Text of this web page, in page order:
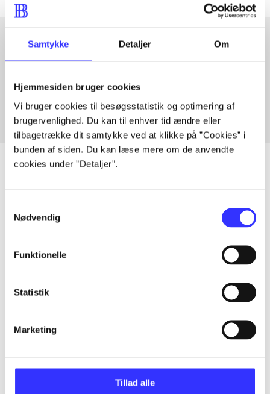
Samtykke Detaljer Om
Hjemmesiden bruger cookies
Vi bruger cookies til besøgsstatistik og optimering af
brugervenlighed. Du kan til enhver tid ændre eller
tilbagetrække dit samtykke ved at klikke på ”Cookies” i
bunden af siden. Du kan læse mere om de anvendte
cookies under ”Detaljer”.
Nødvendig
Funktionelle
Statistik
Marketing
Tillad alle
Artikler med samme emner
Fra
Alle registrerede artikler fordelt på udgivelser
...
...
...
...